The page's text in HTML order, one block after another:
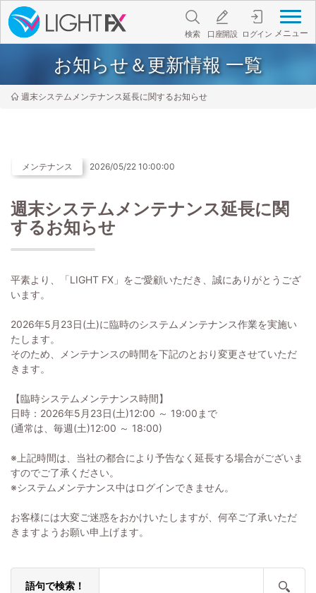
メニュー
検索 口座開設 ログイン
お知らせ＆更新情報 一覧
週末システムメンテナンス延長に関するお知らせ
メンテナンス 2026/05/22 10:00:00
週末システムメンテナンス延長に関
するお知らせ
平素より、「LIGHT FX」をご愛顧いただき、誠にありがとうござ
います。
2026年5月23日(土)に臨時のシステムメンテナンス作業を実施い
たします。
そのため、メンテナンスの時間を下記のとおり変更させていただ
きます。
【臨時システムメンテナンス時間】
日時：2026年5月23日(土)12:00 ～ 19:00まで
(通常は、毎週(土)12:00 ～ 18:00)
※上記時間は、当社の都合により予告なく延長する場合がございま
すのでご了承ください。
※システムメンテナンス中はログインできません。
お客様には大変ご迷惑をおかけいたしますが、何卒ご了承いただ
きますようお願い申上げます。
語句で検索！